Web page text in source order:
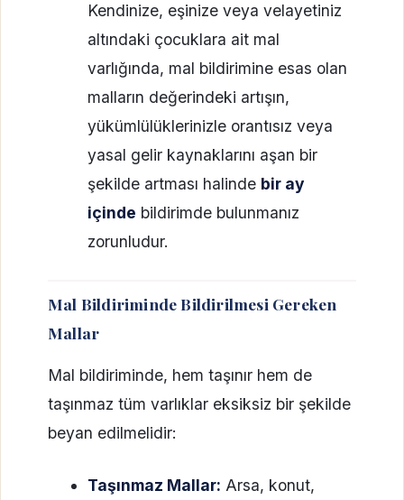
Kendinize, eşinize veya velayetiniz
altındaki çocuklara ait mal
varlığında, mal bildirimine esas olan
malların değerindeki artışın,
yükümlülüklerinizle orantısız veya
yasal gelir kaynaklarını aşan bir
şekilde artması halinde bir ay
içinde bildirimde bulunmanız
zorunludur.
Mal Bildiriminde Bildirilmesi Gereken
Mallar
Mal bildiriminde, hem taşınır hem de
taşınmaz tüm varlıklar eksiksiz bir şekilde
beyan edilmelidir:
Taşınmaz Mallar: Arsa, konut,